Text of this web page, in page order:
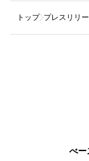
トップ プレスリリ
べー